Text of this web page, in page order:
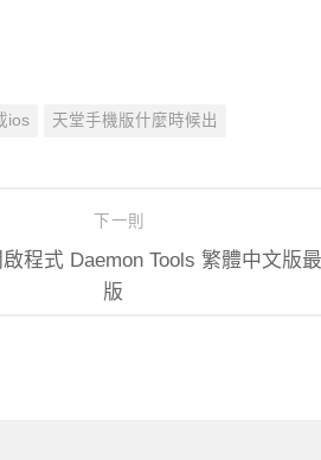
ios 天堂手機版什麼時候出
下一則
程式 Daemon Tools 繁體中文版
版